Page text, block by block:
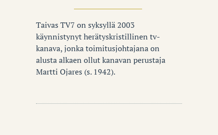
Taivas TV7 on syksyllä 2003
käynnistynyt herätyskristillinen tv-
kanava, jonka toimitusjohtajana on
alusta alkaen ollut kanavan perustaja
Martti Ojares (s. 1942).